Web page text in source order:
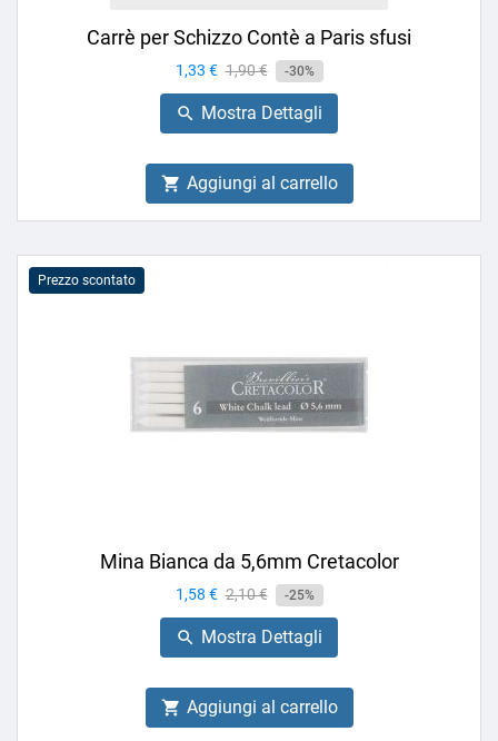
Carrè per Schizzo Contè a Paris sfusi
Prezzo
1,33 € Prezzo
base
1,90 € -30%
 Mostra Dettagli
 Aggiungi al carrello
Prezzo scontato
Mina Bianca da 5,6mm Cretacolor
Prezzo
1,58 € Prezzo
base
2,10 € -25%
 Mostra Dettagli
 Aggiungi al carrello